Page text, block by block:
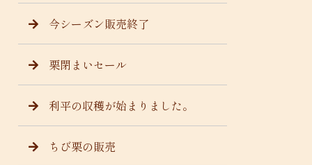
今シーズン販売終了
栗閉まいセール
利平の収穫が始まりました。
ちび栗の販売